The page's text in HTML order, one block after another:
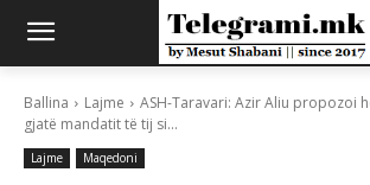
Ballina Lajme
ASH-Taravari: Azir Aliu propozoi
gjatë mandatit të tij si...
Lajme Maqedoni